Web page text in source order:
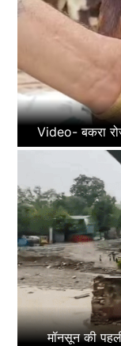
Video- बकरा
मॉनसून की